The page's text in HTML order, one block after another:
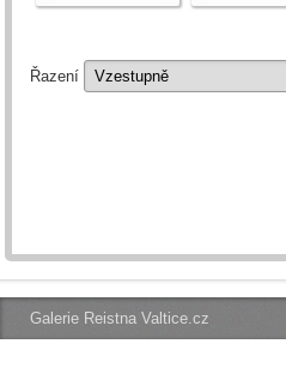
Řazení
Galerie Reistna Valtice.cz